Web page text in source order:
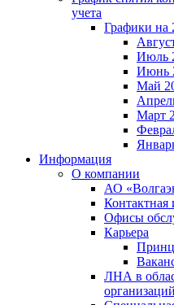
учета
Графики на
Июль
Июнь
Май
Март
Информация
О компании
АО
Офисы
Карьера
ЛНА в
организаций